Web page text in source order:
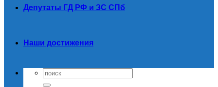
Депутаты ГД РФ и ЗС СПб
Наши достижения